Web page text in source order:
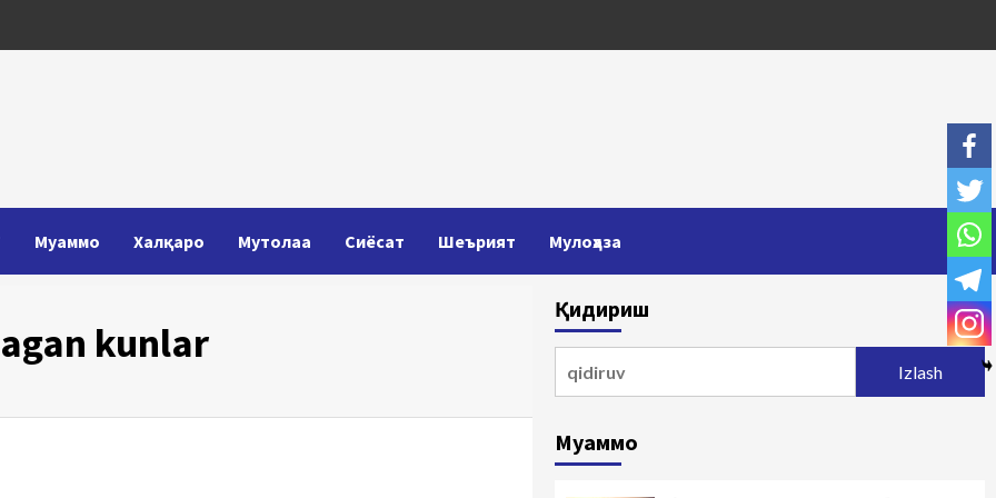
Муаммо Халқаро Мутолаа Сиёсат Шеърият Мулоҳаза
kunlar
Қидириш
Муаммо